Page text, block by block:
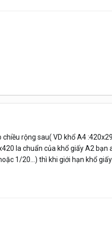
rộng sau( VD khổ A4
la chuẩn của khổ giấy A2 bạn
1/20...) thì khi giới hạn khổ